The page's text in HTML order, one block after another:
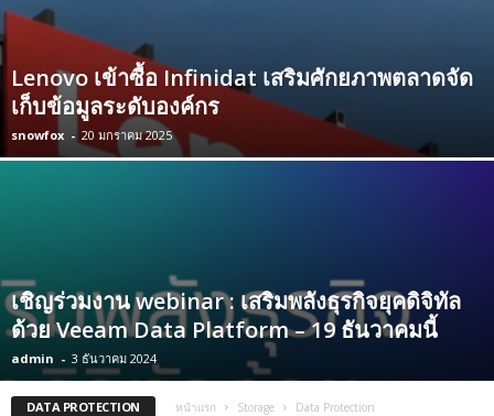
Lenovo เข้าซื้อ Infinidat เสริมศักยภาพตลาดจัด
เก็บข้อมูลระดับองค์กร
snowfox - 20 มกราคม 2025
เชิญร่วมงาน webinar : เสริมพลังธุรกิจยุคดิจิทัล
ด้วย Veeam Data Platform – 19 ธันวาคมนี้
admin - 3 ธันวาคม 2024
DATA PROTECTION หน้าแรก Storage Data Protection